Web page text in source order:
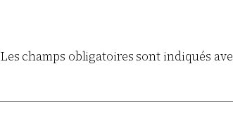
Les champs obligatoires sont indiqués